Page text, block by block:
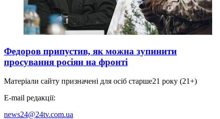
Федоров припустив, як можна зупинити
просування росіян на фронті
Матеріали сайту призначені для осіб старше21 року (21+)
E-mail редакції:
news24@24tv.com.ua